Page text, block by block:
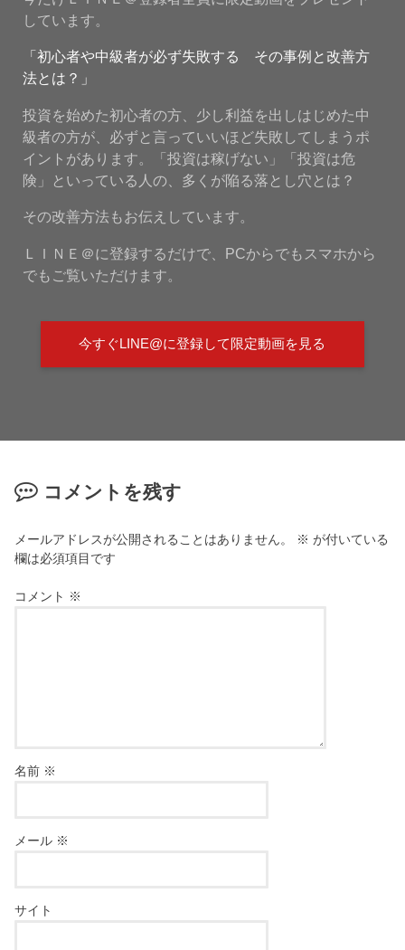
しています。
「初心者や中級者が必ず失敗する その事例と改善方
法とは？」
投資を始めた初心者の方、少し利益を出しはじめた中
級者の方が、必ずと言っていいほど失敗してしまうポ
イントがあります。「投資は稼げない」「投資は危
険」といっている人の、多くが陥る落とし穴とは？
その改善方法もお伝えしています。
ＬＩＮＥ＠に登録するだけで、PCからでもスマホから
でもご覧いただけます。
今すぐLINE@に登録して限定動画を見る
コメントを残す
メールアドレスが公開されることはありません。 ※ が付いている
欄は必須項目です
コメント ※
名前 ※
メール ※
サイト